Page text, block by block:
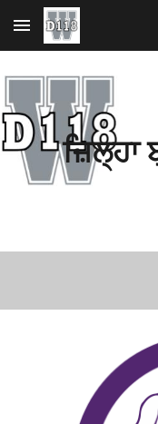
ਮੁੱਖ ਸਮੱਗਰੀ 'ਤੇ ਜਾਓ
ਜ਼ਿਲ੍ਹਾ